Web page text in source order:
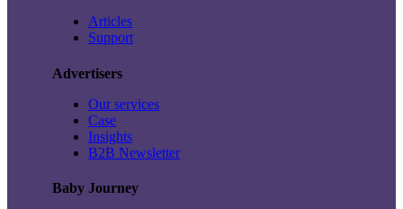
Articles
Support
Advertisers
Our services
Case
Insights
B2B Newsletter
Baby Journey